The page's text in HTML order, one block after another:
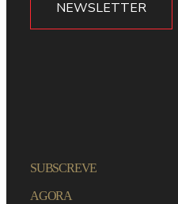
NEWSLETTER
SUBSCREVE
AGORA